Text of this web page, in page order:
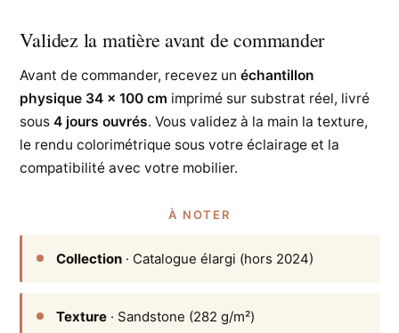
Validez la matière avant de commander
Avant de commander, recevez unéchantillon
physique 34 × 100 cm imprimé sur substrat réel, livré
sous4 jours ouvrés. Vous validez à la main la texture,
le rendu colorimétrique sous votre éclairage et la
compatibilité avec votre mobilier.
À NOTER
Collection · Catalogue élargi (hors 2024)
Texture · Sandstone (282 g/m²)